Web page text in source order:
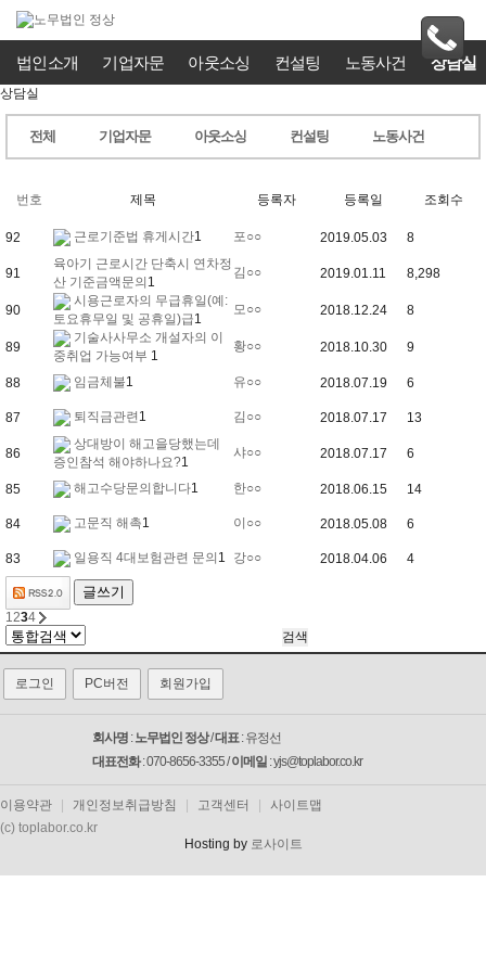
법인소개 기업자문 아웃소싱 컨설팅 노동사건 상담실
상담실
전체 기업자문 아웃소싱 컨설팅 노동사건
번호 제목 등록자 등록일 조회수
92 근로기준법 휴게시간1 포○○ 2019.05.03 8
91
육아기 근로시간 단축시 연차정
산 기준금액문의 1
김○○ 2019.01.11 8,298
90
시용근로자의 무급휴일(예:
토요휴무일 및 공휴일)급1
모○○ 2018.12.24 8
89
기술사사무소 개설자의 이
중취업 가능여부 1
황○○ 2018.10.30 9
88 임금체불1 유○○ 2018.07.19 6
87 퇴직금관련 1 김○○ 2018.07.17 13
86
상대방이 해고을당했는데
증인참석 해야하나요?1
샤○○ 2018.07.17 6
85 해고수당문의합니다1 한○○ 2018.06.15 14
84 고문직 해촉1 이○○ 2018.05.08 6
83 일용직 4대보험관련 문의 1 강○○ 2018.04.06 4
글쓰기
1234
로그인 PC버전 회원가입
회사명 :노무법인 정상/대표: 유정선
대표전화: 070-8656-3355 /이메일 : yjs@toplabor.co.kr
이용약관 개인정보취급방침 고객센터
사이트맵
(c) toplabor.co.kr
Hosting by 로사이트